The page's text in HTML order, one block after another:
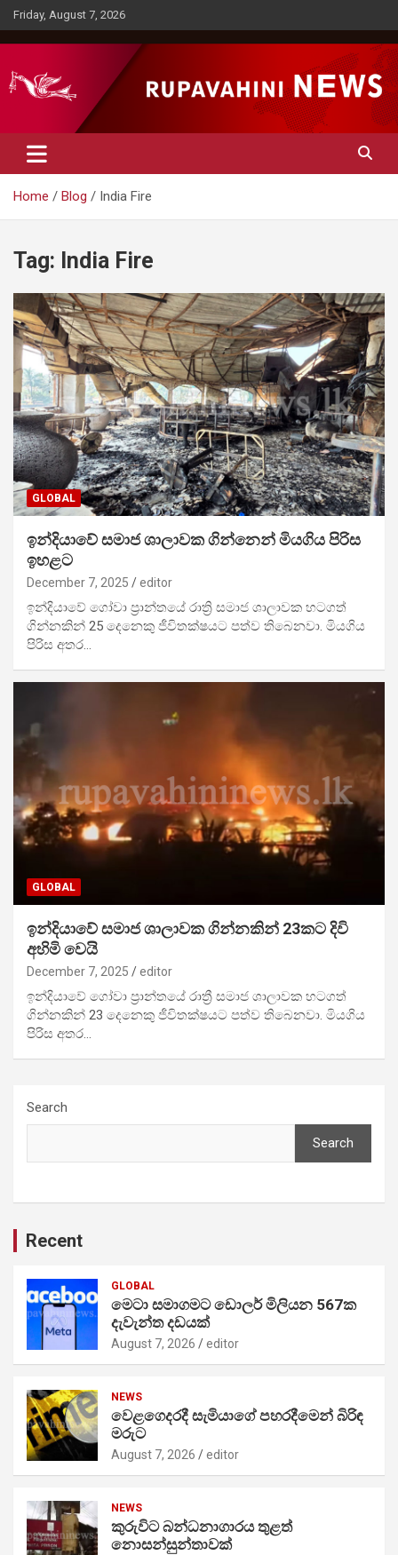
Skip
to
content
Friday, August 7, 2026
Rupavahini News
Home Blog India Fire
Tag: India Fire
GLOBAL
ඉන්දියාවේ සමාජ ශාලාවක ගින්නෙන් මියගිය පිරිස
ඉහළට
December 7, 2025 editor
ඉන්දියාවේ ගෝවා ප්‍රාන්තයේ රාත්‍රි සමාජ ශාලාවක හටගත්
ගින්නකින් 25 දෙනෙකු ජීවිතක්ෂයට පත්ව තිබෙනවා. මියගිය
පිරිස අතර…
GLOBAL
ඉන්දියාවේ සමාජ ශාලාවක ගින්නකින් 23කට දිවි
අහිමි වෙයි
December 7, 2025 editor
ඉන්දියාවේ ගෝවා ප්‍රාන්තයේ රාත්‍රී සමාජ ශාලාවක හටගත්
ගින්නකින් 23 දෙනෙකු ජීවිතක්ෂයට පත්ව තිබෙනවා. මියගිය
පිරිස අතර…
Search
Search
Recent
GLOBAL
මෙටා සමාගමට ඩොලර් මිලියන 567ක
දැවැන්ත දඩයක්
August 7, 2026 editor
NEWS
වෙළගෙදරදී සැමියාගේ පහරදීමෙන් බිරිඳ
මරුට
August 7, 2026 editor
NEWS
කුරුවිට බන්ධනාගාරය තුළත්
නොසන්සුන්තාවක්